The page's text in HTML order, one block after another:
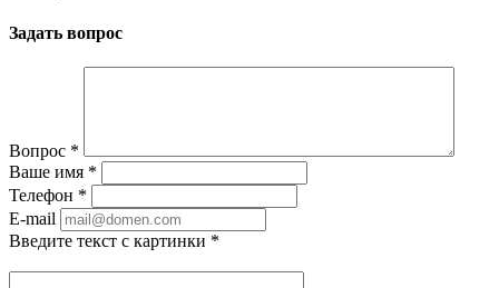
Задать вопрос
Вопрос *
Ваше имя *
Телефон *
E-mail
Введите текст с картинки *